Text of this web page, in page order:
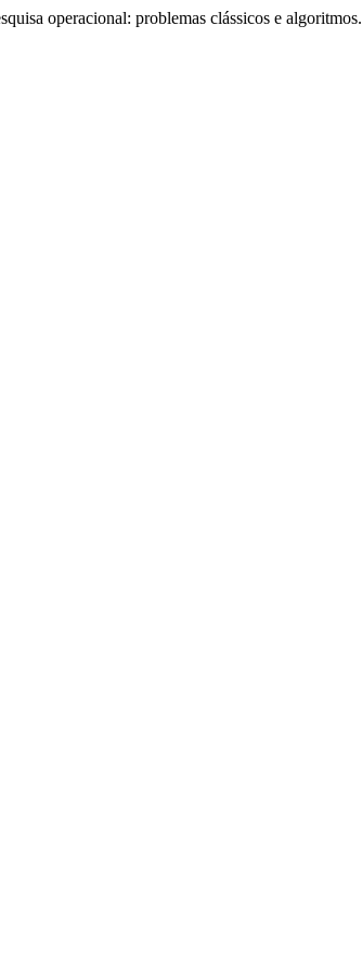
operacional: problemas clássicos e algoritmos.